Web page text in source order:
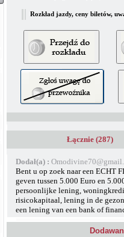
Rozkład jazdy, ceny biletów,
Łącznie (287)
Dodał(a) :
Bent u op zoek naar een ECHT
geven tussen 5.000 Euro en
persoonlijke lening,
risicokapitaal, lening in de
een lening van een bank of